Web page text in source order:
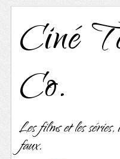
Ciné
Co.
Les films et les
faux.